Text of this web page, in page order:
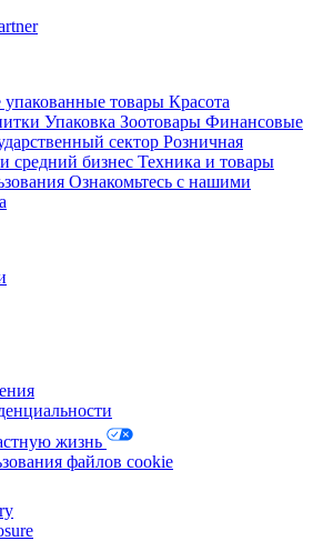
упакованные товары Красота
Упаковка Зоотовары Финансовые
сектор Розничная
средний бизнес Техника и товары
Ознакомьтесь с нашими
жизнь
файлов cookie